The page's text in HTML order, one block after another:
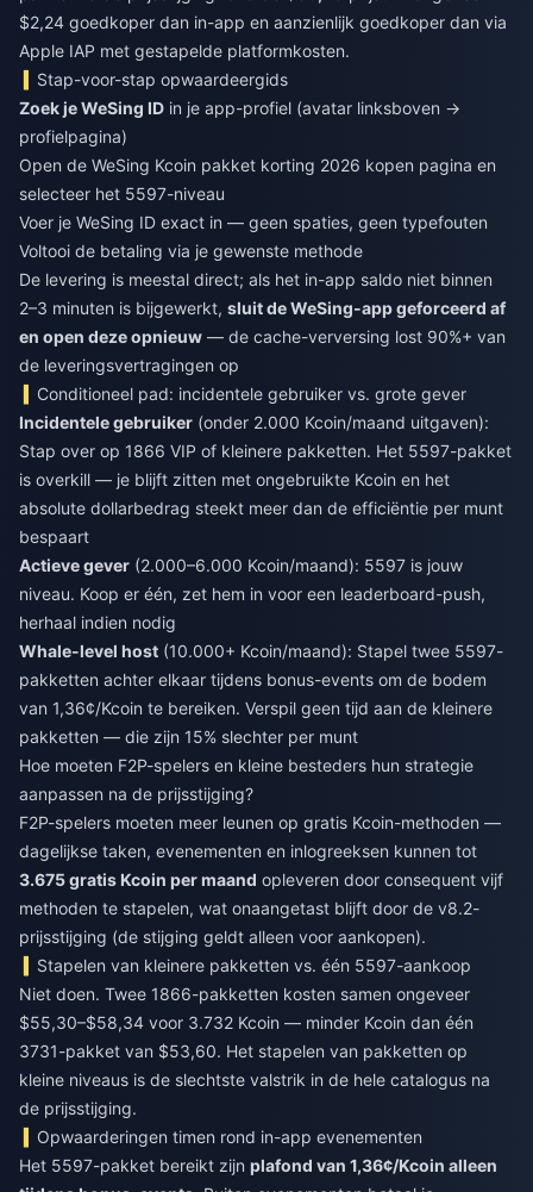
$2,24 goedkoper dan in-app en aanzienlijk goedkoper dan via
Apple IAP met gestapelde platformkosten.
Stap-voor-stap opwaardeergids
Zoek je WeSing ID in je app-profiel (avatar linksboven →
profielpagina)
Open de WeSing Kcoin pakket korting 2026 kopen pagina en
selecteer het 5597-niveau
Voer je WeSing ID exact in — geen spaties, geen typefouten
Voltooi de betaling via je gewenste methode
De levering is meestal direct; als het in-app saldo niet binnen
2–3 minuten is bijgewerkt, sluit de WeSing-app geforceerd af
en open deze opnieuw — de cache-verversing lost 90%+ van
de leveringsvertragingen op
Conditioneel pad: incidentele gebruiker vs. grote gever
Incidentele gebruiker (onder 2.000 Kcoin/maand uitgaven):
Stap over op 1866 VIP of kleinere pakketten. Het 5597-pakket
is overkill — je blijft zitten met ongebruikte Kcoin en het
absolute dollarbedrag steekt meer dan de efficiëntie per munt
bespaart
Actieve gever (2.000–6.000 Kcoin/maand): 5597 is jouw
niveau. Koop er één, zet hem in voor een leaderboard-push,
herhaal indien nodig
Whale-level host (10.000+ Kcoin/maand): Stapel twee 5597-
pakketten achter elkaar tijdens bonus-events om de bodem
van 1,36¢/Kcoin te bereiken. Verspil geen tijd aan de kleinere
pakketten — die zijn 15% slechter per munt
Hoe moeten F2P-spelers en kleine besteders hun strategie
aanpassen na de prijsstijging?
F2P-spelers moeten meer leunen op gratis Kcoin-methoden —
dagelijkse taken, evenementen en inlogreeksen kunnen tot
3.675 gratis Kcoin per maand opleveren door consequent vijf
methoden te stapelen, wat onaangetast blijft door de v8.2-
prijsstijging (de stijging geldt alleen voor aankopen).
Stapelen van kleinere pakketten vs. één 5597-aankoop
Niet doen. Twee 1866-pakketten kosten samen ongeveer
$55,30–$58,34 voor 3.732 Kcoin — minder Kcoin dan één
3731-pakket van $53,60. Het stapelen van pakketten op
kleine niveaus is de slechtste valstrik in de hele catalogus na
de prijsstijging.
Opwaarderingen timen rond in-app evenementen
Het 5597-pakket bereikt zijn plafond van 1,36¢/Kcoin alleen